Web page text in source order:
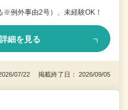
※例外事由2号）、未経験OK！
詳細を見る
07/22 掲載終了日： 2026/09/05